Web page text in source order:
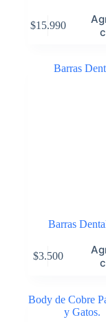
$15.990
Barras
$3.500